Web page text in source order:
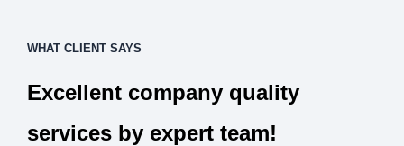
WHAT CLIENT SAYS
Excellent company quality
services by expert team!